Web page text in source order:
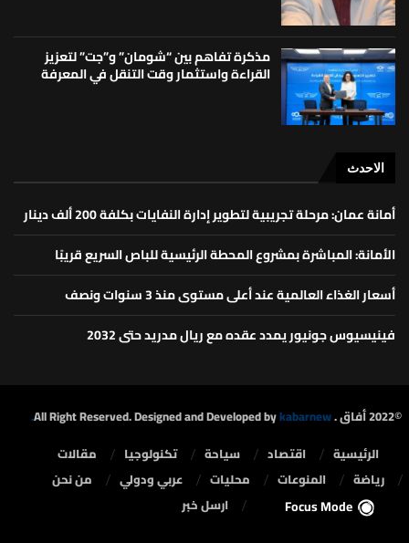
مذكرة تفاهم بين “شومان” و”جت” لتعزيز
القراءة واستثمار وقت التنقل في المعرفة
الاحدث
أمانة عمان: مرحلة تجريبية لتطوير إدارة النفايات بكلفة 200 ألف دينار
الأمانة: المباشرة بمشروع المحطة الرئيسية للباص السريع قريبًا
أسعار الغذاء العالمية عند أعلى مستوى منذ 3 سنوات ونصف
فينيسيوس جونيور يمدد عقده مع ريال مدريد حتى 2032
©2022 أفاق . All Right Reserved. Designed and Developed by
kabarnew.
الرئيسية
⁠اقتصاد سياحة تكنولوجيا
مقالات
رياضة
المنوعات محليات ⁠عربي ودولي
من نحن
ارسل خبر
Focus Mode